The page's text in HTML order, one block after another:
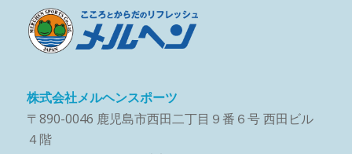
株式会社メルヘンスポーツ
〒890-0046 鹿児島市西田二丁目９番６号 西田ビル
４階